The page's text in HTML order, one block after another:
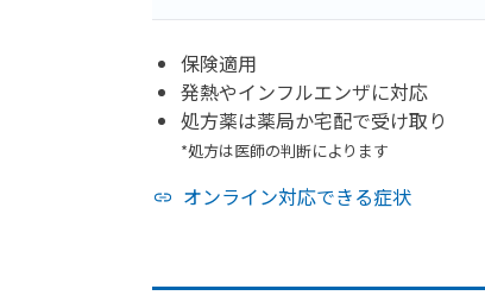
保険適用
発熱やインフルエンザに対応
処方薬は薬局か宅配で受け取り
*処方は医師の判断によります
オンライン対応できる症状